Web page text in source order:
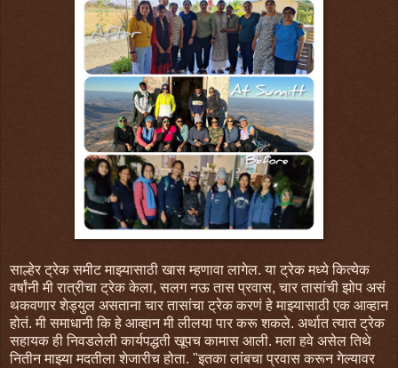
साल्हेर ट्रेक समीट माझ्यासाठी खास म्हणावा लागेल. या ट्रेक मध्ये कित्येक
वर्षांनी मी रात्रीचा ट्रेक केला, सलग नऊ तास प्रवास, चार तासांची झोप असं
थकवणार शेड्युल असताना चार तासांचा ट्रेक करणं हे माझ्यासाठी एक आव्हान
होतं. मी समाधानी कि हे आव्हान मी लीलया पार करू शकले. अर्थात त्यात ट्रेक
सहायक ही निवडलेली कार्यपद्धती खूपच कामास आली. मला हवे असेल तिथे
नितीन माझ्या मदतीला शेजारीच होता. "इतका लांबचा प्रवास करून गेल्यावर